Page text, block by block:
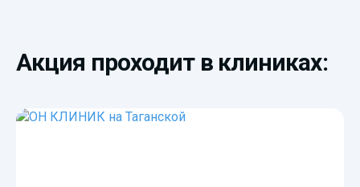
Акция проходит в клиниках: